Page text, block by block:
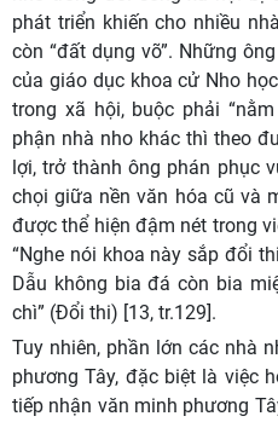
phát triển khiến cho nhiều
còn “đất dụng võ”. Những
của giáo dục khoa cử Nho
trong xã hội, buộc phải
phận nhà nho khác thì theo
lợi, trở thành ông phán phục
chọi giữa nền văn hóa cũ và
được thể hiện đậm nét trong
“Nghe nói khoa này sắp đổi
Dẫu không bia đá còn bia
chì” (Đổi thi) [13, tr.129].
Tuy nhiên, phần lớn các nhà
phương Tây, đặc biệt là việc
tiếp nhận văn minh phương